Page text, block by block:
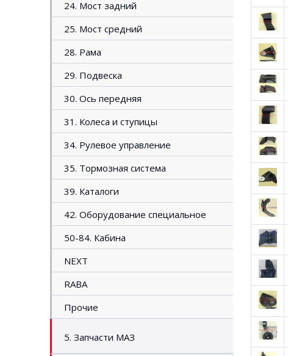
24. Мост задний
25. Мост средний
28. Рама
29. Подвеска
30. Ось передняя
31. Колеса и ступицы
34. Рулевое управление
35. Тормозная система
39. Каталоги
42. Оборудование специальное
50-84. Кабина
NEXT
RABA
Прочие
5. Запчасти МАЗ